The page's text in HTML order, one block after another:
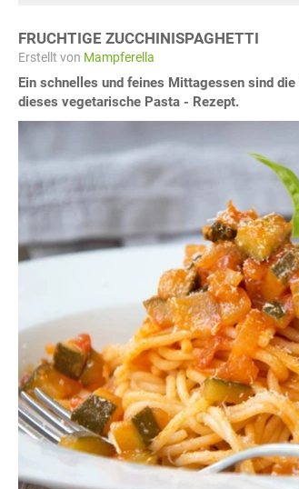
FRUCHTIGE ZUCCHINISPAGHETTI
Erstellt von Mampferella
Ein schnelles und feines Mittagessen sind
dieses vegetarische Pasta - Rezept.